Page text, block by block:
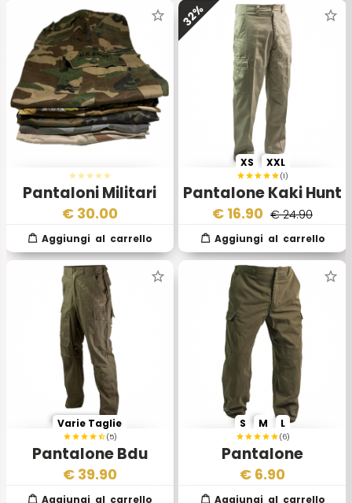
Pantaloni Militari
Mimetici – Lotto da
6 Pezzi
€ 30.00
32%
(1)
Pantalone Kaki Hunt
Fulpa
XS XXL
€ 16.90 € 24.90
(5)
Pantalone Bdu
Vietnam
Varie Taglie
€ 39.90
(6)
Pantalone
Austriaco Estivo II
Scelta
S M L
€ 6.90